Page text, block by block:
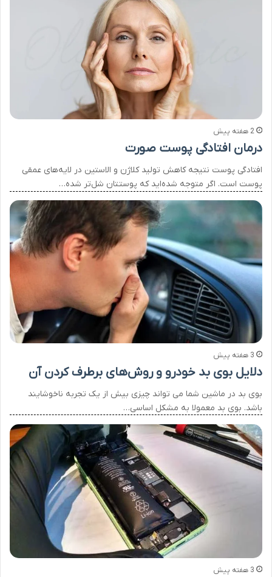
2 هفته پیش
درمان افتادگی پوست صورت
افتادگی پوست نتیجه کاهش تولید کلاژن و الاستین در لایه‌های عمقی
پوست است. اگر متوجه شده‌اید که پوستتان شل‌تر شده…
3 هفته پیش
دلایل بوی بد خودرو و روش‌های برطرف کردن آن
بوی بد در ماشین شما می تواند چیزی بیش از یک تجربه ناخوشایند
باشد. بوی بد معمولا به مشکل اساسی…
3 هفته پیش